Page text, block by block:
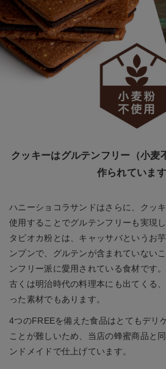
クッキーはグルテンフリー（小麦
作られています
ハニーショコラサンドはさらに、クッ
使用することでグルテンフリーも実現し
タピオカ粉とは、キャッサバというお
ンプンで、グルテンが含まれていない
ンフリー派に愛用されている食材です。
古くは明治時代の料理本にも出てくる
った素材でもあります。
4つのFREEを備えた食品はとてもデリ
ことが難しいため、当店の蜂蜜商品と
ンドメイドで仕上げています。